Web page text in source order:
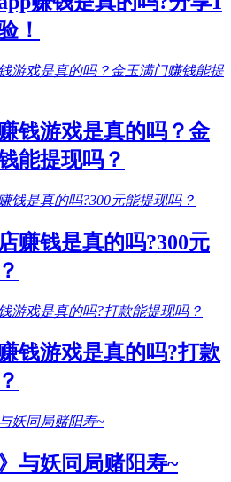
！
钱游戏是真的吗？金
能提现吗？
赚钱是真的吗?300元
钱游戏是真的吗?打款
与妖同局赌阳寿~